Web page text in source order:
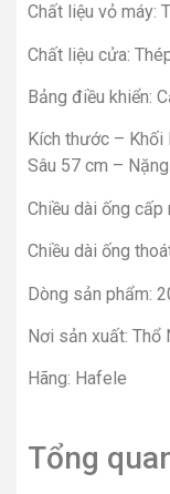
Chất liệu vỏ máy:
Chất liệu cửa:
Bảng điều khiển:
Kích thước – Khối
Sâu 57 cm –
Chiều dài ống cấp
Chiều dài ống
Dòng sản phẩm:
Nơi sản xuất: Thổ
Hãng: Hafele
Tổng